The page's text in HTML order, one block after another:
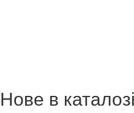
Нове в каталозі